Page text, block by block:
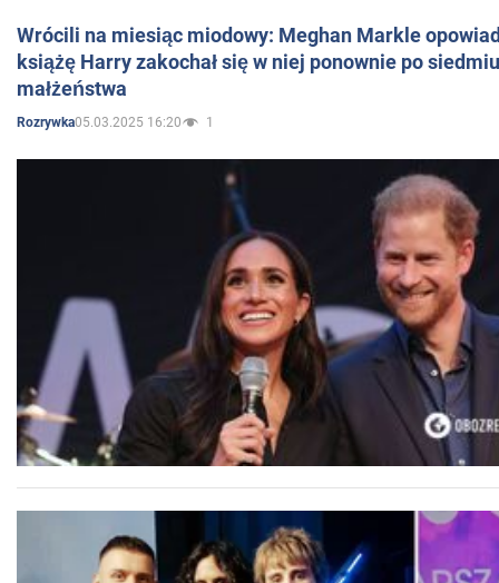
Wrócili na miesiąc miodowy: Meghan Markle
książę Harry zakochał się w niej ponownie po
małżeństwa
Rozrywka05.03.2025 16:20 1